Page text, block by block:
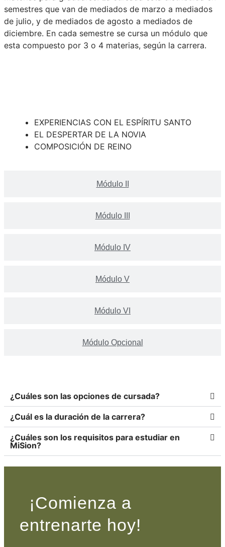
semestres que van de mediados de marzo a mediados
de julio, y de mediados de agosto a mediados de
diciembre. En cada semestre se cursa un módulo que
esta compuesto por 3 o 4 materias, según la carrera.
Módulo II
Módulo III
Módulo IV
Módulo V
Módulo VI
Módulo Opcional
EXPERIENCIAS CON EL ESPÍRITU SANTO
EL DESPERTAR DE LA NOVIA
COMPOSICIÓN DE REINO
¿Cuáles son las opciones de cursada?
¿Cuál es la duración de la carrera?
¿Cuáles son los requisitos para estudiar en
MiSion?
¡Comienza a
entrenarte hoy!